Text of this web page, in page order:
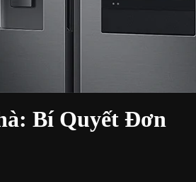
Bí Quyết Đơn